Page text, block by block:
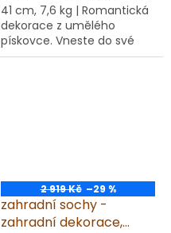
41 cm, 7,6 kg | Romantická
dekorace z umělého
pískovce. Vneste do své
zahrady nebo interiéru
2 919 Kč –29 %
zahradní sochy -
zahradní dekorace,